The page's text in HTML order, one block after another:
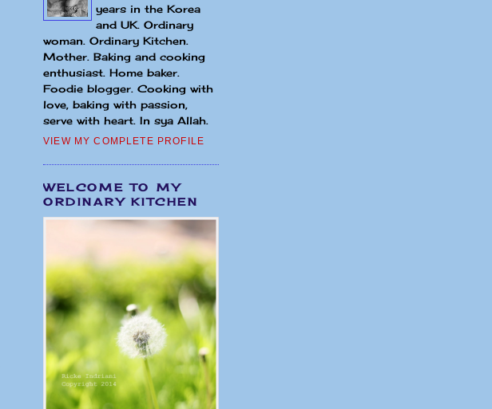
years in the Korea
and UK. Ordinary
woman. Ordinary Kitchen.
Mother. Baking and cooking
enthusiast. Home baker.
Foodie blogger. Cooking with
love, baking with passion,
serve with heart. In sya Allah.
VIEW MY COMPLETE PROFILE
WELCOME TO MY
ORDINARY KITCHEN